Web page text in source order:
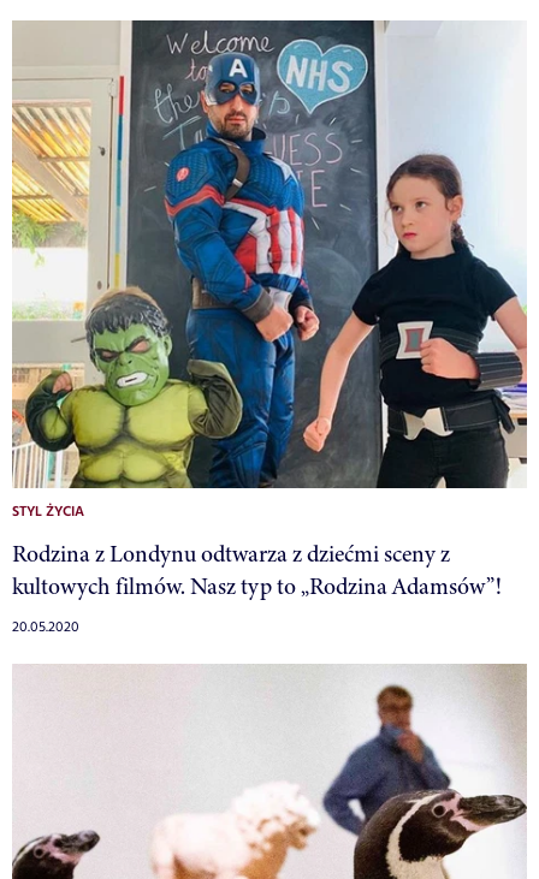
STYL ŻYCIA
Rodzina z Londynu odtwarza z dziećmi sceny z
kultowych filmów. Nasz typ to „Rodzina Adamsów”!
20.05.2020